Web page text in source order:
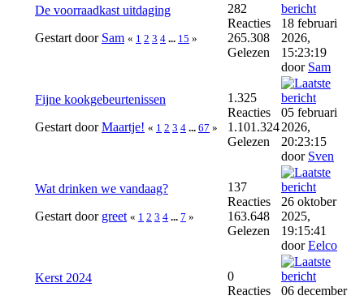
De voorraadkast uitdaging
Gestart door Sam « 1 2 3 4 ... 15 »
282
Reacties
265.308
Gelezen
18 februari
2026,
15:23:19
door Sam
Fijne kookgebeurtenissen
Gestart doorMaartje! « 1 2 3 4 ... 67 »
1.325
Reacties
1.101.324
Gelezen
05 februari
2026,
20:23:15
door Sven
Wat drinken we vandaag?
Gestart door greet « 1 2 3 4 ... 7 »
137
Reacties
163.648
Gelezen
26 oktober
2025,
19:15:41
doorEelco
Kerst 2024
0
Reacties
06 december